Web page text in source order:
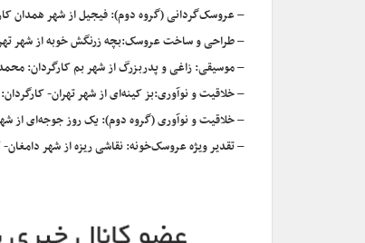
– عروسک‌گردانی (گروه دوم): فیجیل از شهر همدان
– طراحی و ساخت عروسک:بچه زرنگش خوبه از شهر
– موسیقی: زاغی و پدربزرگ از شهر بم کارگردان:
– خلاقیت و نوآوری:بز کینه‌ای از شهر تهران-
– خلاقیت و نوآوری (گروه دوم): یک روز جوجه‌ای از
– تقدیر ویژه‌ عروسک‌خونه: نقاشی ریزه از شهر